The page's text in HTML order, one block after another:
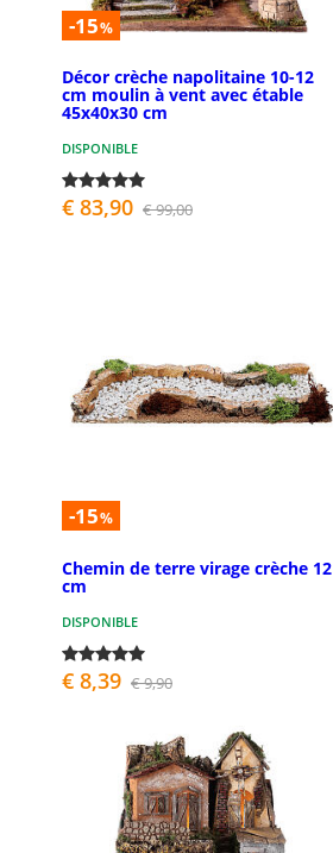
-15%
Décor crèche napolitaine 10-12
cm moulin à vent avec étable
45x40x30 cm
DISPONIBLE
€ 83,90 € 99,00
-15%
Chemin de terre virage crèche 12
cm
DISPONIBLE
€ 8,39 € 9,90